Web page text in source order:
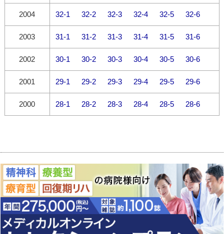
2004 32-1 32-2 32-3 32-4 32-5 32-6
2003 31-1 31-2 31-3 31-4 31-5 31-6
2002 30-1 30-2 30-3 30-4 30-5 30-6
2001 29-1 29-2 29-3 29-4 29-5 29-6
2000 28-1 28-2 28-3 28-4 28-5 28-6